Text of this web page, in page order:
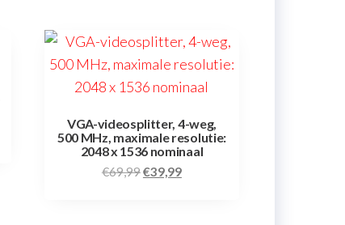
VGA-videosplitter, 4-weg,
500 MHz, maximale resolutie:
2048 x 1536 nominaal
€69,99€39,99